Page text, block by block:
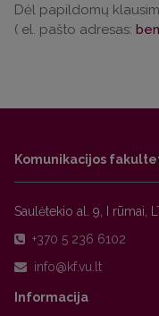
Dėl papildomų
( el. pašto adresas:
Komunikacijos
Saulėtekio al. 9, I rūmai,
+370 5 236 6102
Informacija